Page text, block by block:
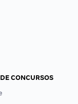
CONCURSOS